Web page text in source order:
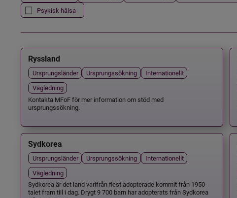
Psykisk hälsa
Ryssland
Ursprungsländer Ursprungssökning
Internationellt
Vägledning
Kontakta MFoF för mer information om stöd med
ursprungssökning.
Sydkorea
Ursprungsländer Ursprungssökning
Internationellt
Vägledning
Sydkorea är det land varifrån flest adopterade kommit från 1950-
talet fram till i dag. Drygt 9 700 barn har adopterats från Sydkorea